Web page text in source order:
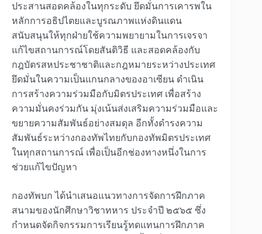
ประสานสอดคล้องในทุกระดับ ยึดมั่นการเคารพใน
หลักการอธิปไตยและบูรณภาพแห่งดินแดน
สนับสนุนให้ทุกฝ่ายใช้ความพยายามในการเจรจา
แก้ไขสถานการณ์โดยสันติวิธี และสอดคล้องกับ
กฎบัตรสหประชาชาติและกฎหมายระหว่างประเทศ
ยึดมั่นในความเป็นแกนกลางของอาเซียน ดำเนิน
การสร้างความร่วมมือกับมิตรประเทศ เพื่อสร้าง
ความมั่นคงร่วมกัน มุ่งเน้นส่งเสริมความร่วมมือและ
ขยายความสัมพันธ์อย่างสมดุล อีกทั้งดำรงความ
สัมพันธ์ระหว่างกองทัพไทยกับกองทัพมิตรประเทศ
ในทุกสถานการณ์ เพื่อเป็นอีกช่องทางหนึ่งในการ
ช่วยแก้ไขปัญหา
กองทัพบก ได้นำเสนอแนวทางการจัดการฝึกภาค
สนามของนักศึกษาวิชาทหาร ประจำปี ๒๕๖๕ ซึ่ง
กำหนดจัดกิจกรรมการเรียนรู้ทดแทนการฝึกภาค